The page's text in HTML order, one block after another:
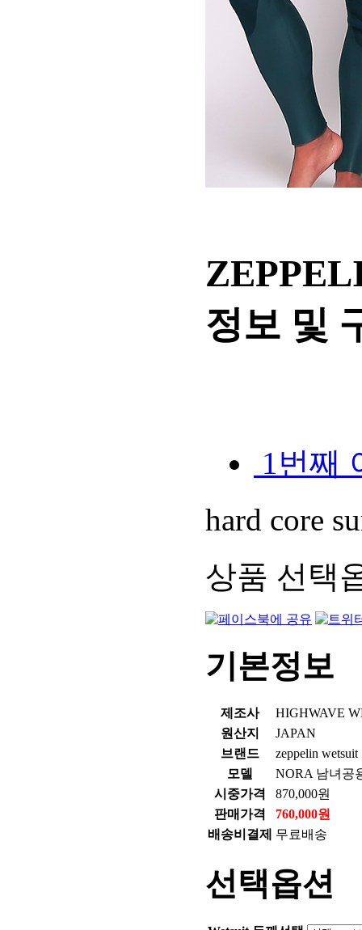
정보 및
1번째
hard core
상품 선택
기본정보
제조사
HIGHWAVE
원산지
JAPAN
브랜드
zeppelin wetsuit
모델
NORA 남녀공
시중가격
870,000원
판매가격
760,000원
배송비결제
무료배송
선택옵션